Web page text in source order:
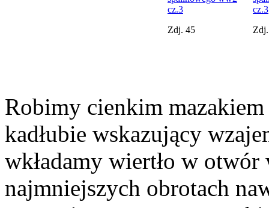
Zdj. 45
Robimy cienkim mazakiem
kadłubie wskazujący
wkładamy wiertło w
najmniejszych obrotach